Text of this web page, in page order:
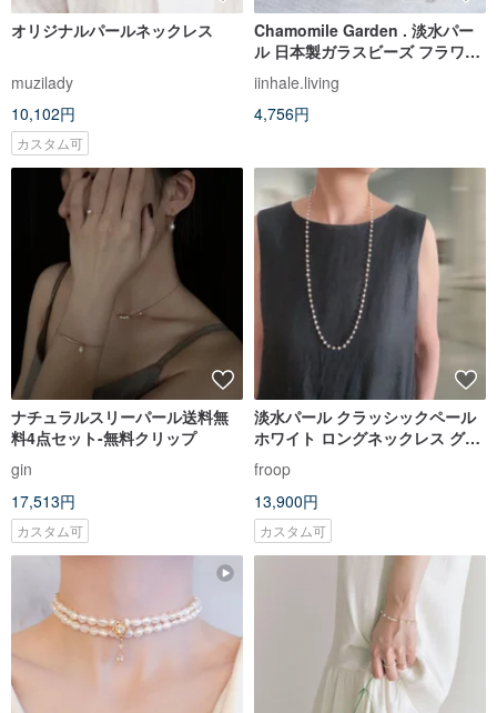
オリジナルパールネックレス
muzilady
10,102円
カスタム可
Chamomile Garden . 淡水パー
ル 日本製ガラスビーズ フラワー
編み込みブレスレット
iinhale.living
4,756円
ナチュラルスリーパール送料無
料4点セット-無料クリップ
gin
17,513円
カスタム可
淡水パール クラッシックペール
ホワイト ロングネックレス グラ
froop
13,900円
カスタム可